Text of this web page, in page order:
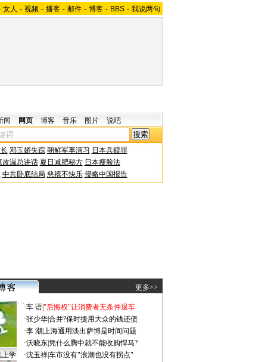
女人 - 视频 - 播客 - 邮件 - 博客 - BBS - 我说两句
闻 网页 博客 音乐 图片 说吧
邓玉娇失踪 朝鲜军事演习 日本兵赎罪
改温总讲话 夏日减肥秘方 日本瘦脸法
中共卧底结局 慈禧不快乐 侵略中国报告
更多>>
上学
·车 语|"后悔权"让消费者无条件退车
·张少华|合并?保时捷用大众的钱还债
·李 潮 上海通用淡出萨博是时间问题
·沃晓东|凭什么腾中就不能收购悍马?
·沈玉祥|车市没有"浪潮也没有拐点"